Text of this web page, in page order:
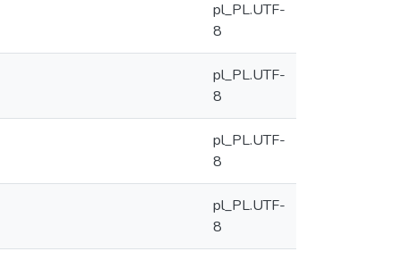
pl_PL.UTF-
8
pl_PL.UTF-
8
pl_PL.UTF-
8
pl_PL.UTF-
8